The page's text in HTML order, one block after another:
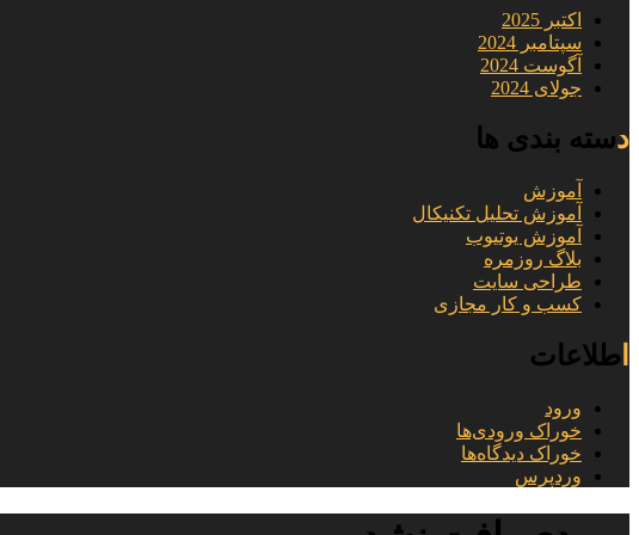
اکتبر 2025
سپتامبر 2024
آگوست 2024
جولای 2024
دسته بندی ها
آموزش
آموزش تحلیل تکنیکال
آموزش یوتیوب
بلاگ روزمره
طراحی سایت
کسب و کار مجازی
اطلاعات
ورود
خوراک ورودی‌ها
خوراک دیدگاه‌ها
وردپرس